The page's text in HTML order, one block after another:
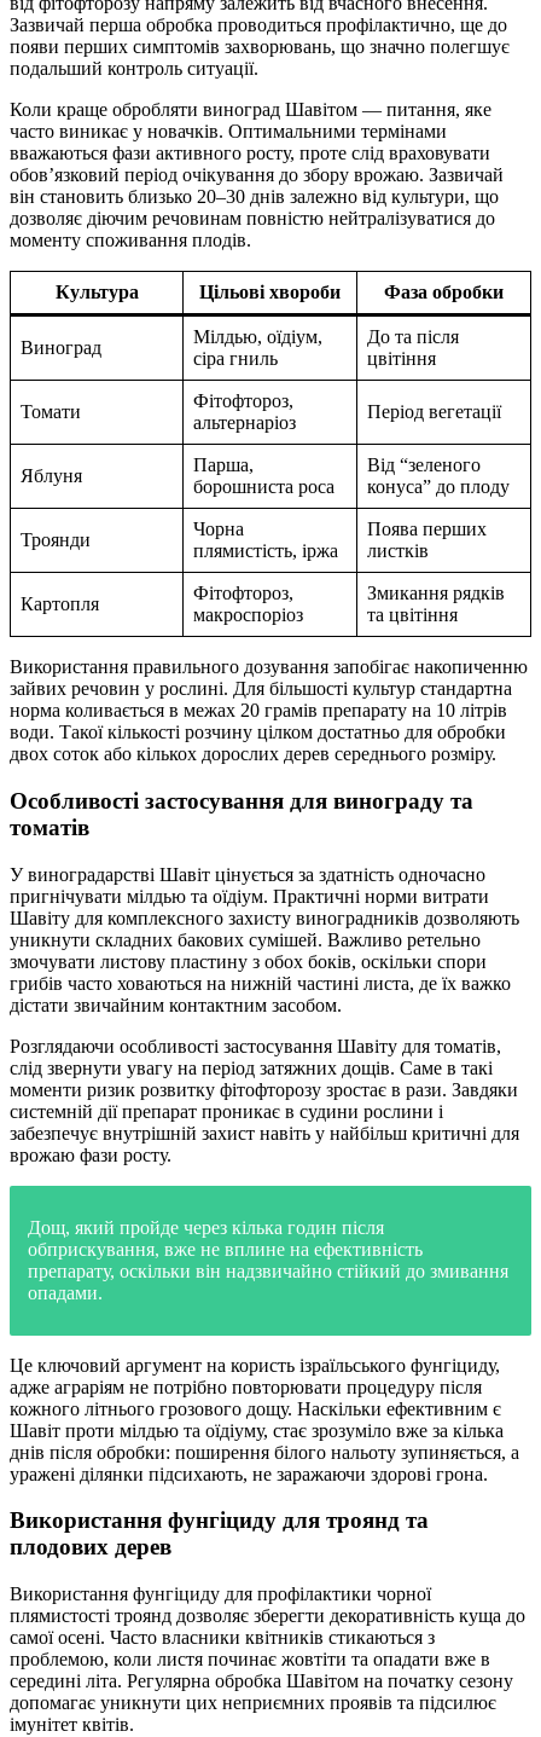
Зазвичай перша обробка проводиться профілактично, ще до
появи перших симптомів захворювань, що значно полегшує
подальший контроль ситуації.
Коли краще обробляти виноград Шавітом — питання, яке
часто виникає у новачків. Оптимальними термінами
вважаються фази активного росту, проте слід враховувати
обов’язковий період очікування до збору врожаю. Зазвичай
він становить близько 20–30 днів залежно від культури, що
дозволяє діючим речовинам повністю нейтралізуватися до
моменту споживання плодів.
Культура Цільові хвороби Фаза обробки
Виноград
Мілдью, оїдіум,
сіра гниль
До та після
цвітіння
Томати
Фітофтороз,
альтернаріоз
Період вегетації
Яблуня
Парша,
борошниста роса
Від “зеленого
конуса” до плоду
Троянди
Чорна
плямистість, іржа
Поява перших
листків
Картопля
Фітофтороз,
макроспоріоз
Змикання рядків
та цвітіння
Використання правильного дозування запобігає накопиченню
зайвих речовин у рослині. Для більшості культур стандартна
норма коливається в межах 20 грамів препарату на 10 літрів
води. Такої кількості розчину цілком достатньо для обробки
двох соток або кількох дорослих дерев середнього розміру.
Особливості застосування для винограду та
томатів
У виноградарстві Шавіт цінується за здатність одночасно
пригнічувати мілдью та оїдіум. Практичні норми витрати
Шавіту для комплексного захисту виноградників дозволяють
уникнути складних бакових сумішей. Важливо ретельно
змочувати листову пластину з обох боків, оскільки спори
грибів часто ховаються на нижній частині листа, де їх важко
дістати звичайним контактним засобом.
Розглядаючи особливості застосування Шавіту для томатів,
слід звернути увагу на період затяжних дощів. Саме в такі
моменти ризик розвитку фітофторозу зростає в рази. Завдяки
системній дії препарат проникає в судини рослини і
забезпечує внутрішній захист навіть у найбільш критичні для
врожаю фази росту.
Дощ, який пройде через кілька годин після
обприскування, вже не вплине на ефективність
препарату, оскільки він надзвичайно стійкий до змивання
опадами.
Це ключовий аргумент на користь ізраїльського фунгіциду,
адже аграріям не потрібно повторювати процедуру після
кожного літнього грозового дощу. Наскільки ефективним є
Шавіт проти мілдью та оїдіуму, стає зрозуміло вже за кілька
днів після обробки: поширення білого нальоту зупиняється, а
уражені ділянки підсихають, не заражаючи здорові грона.
Використання фунгіциду для троянд та
плодових дерев
Використання фунгіциду для профілактики чорної
плямистості троянд дозволяє зберегти декоративність куща до
самої осені. Часто власники квітників стикаються з
проблемою, коли листя починає жовтіти та опадати вже в
середині літа. Регулярна обробка Шавітом на початку сезону
допомагає уникнути цих неприємних проявів та підсилює
імунітет квітів.